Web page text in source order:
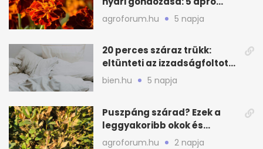
lépés a dús virágzásért
agroforum.hu 5 napja
20 perces száraz trükk:
eltünteti az izzadságfoltot
és a szagot a matracról
bien.hu 5 napja
Puszpáng szárad? Ezek a
leggyakoribb okok és
teendők
agroforum.hu 2 napja